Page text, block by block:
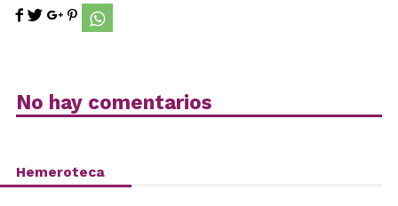
No hay comentarios
Hemeroteca